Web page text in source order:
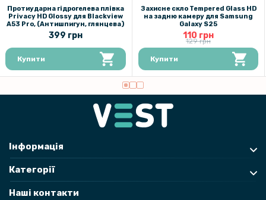
Протиударна гідрогелева плівка
Privacy HD Glossy для Blackview
A53 Pro, (Антишпигун, глянцева)
399 грн
Купити
Захисне скло Tempered Glass HD
на задню камеру для Samsung
Galaxy S25
110 грн
129 грн
Купити
Інформація
Категорії
Наші контакти